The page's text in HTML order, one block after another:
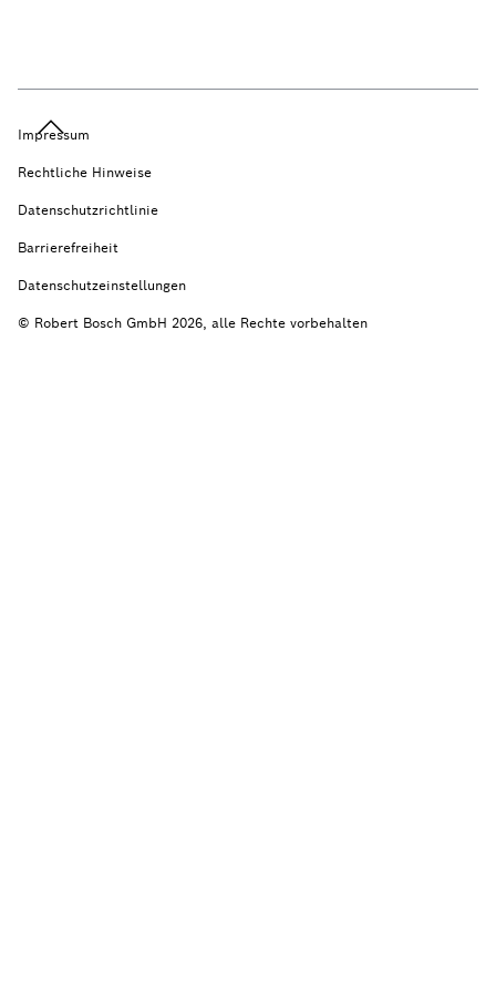
Impressum
Rechtliche Hinweise
Datenschutzrichtlinie
Barrierefreiheit
Datenschutzeinstellungen
© Robert Bosch GmbH 2026, alle Rechte vorbehalten